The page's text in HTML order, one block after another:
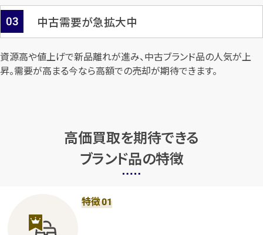
03 中古需要が急拡大中
資源高や値上げで新品離れが進み、中古ブランド品の人気が上
昇。需要が高まる今なら高額での売却が期待できます。
高価買取を期待できる
ブランド品の特徴
特徴01